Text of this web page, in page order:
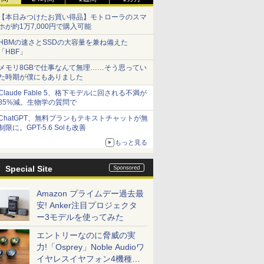
本日みつけたお買い得品】モトローラのスマ
が約1万7,000円で購入可能
の速さとSSDの大容量を兼ね備えた
HBF」
モリ8GBで仕事なんて無理……そう思ってい
時期が僕にもありました
Fable 5、格下モデルに回される不満が
減。生物学の質問で
、無料プランもテキストチャットが無
限に。GPT-5.6 Solも改善
もっと見る
Special Site
Amazon プライムデー過去最
安! Anker注目プロジェクタ
ー3モデルを使ってみた
エントリーなのに脅威の実
力!「Osprey」Noble Audioワ
イヤレスイヤフォン4機種を